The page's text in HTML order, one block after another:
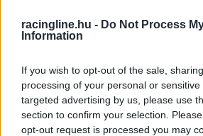
racingline.hu - Do Not Process
Information
If you wish to opt-out of the sale,
processing of your personal or
targeted advertising by us, please use
section to confirm your selection.
opt-out request is processed you may
szabadedzésen, majd
szabadedzést és az időmérőt,
szabadedzésen. El lehet
néhány edzéssel le vagyok
többiekhez képest az autó